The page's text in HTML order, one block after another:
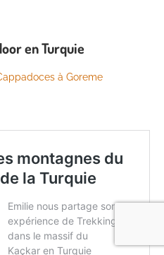
en Turquie
à Goreme